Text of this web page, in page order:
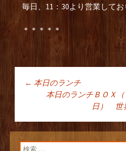
毎日、11：30より営業してお
＊＊＊＊＊
投稿ナビ
ン
← 本日のランチ
本日のランチＢＯＸ
日） 世
検索: